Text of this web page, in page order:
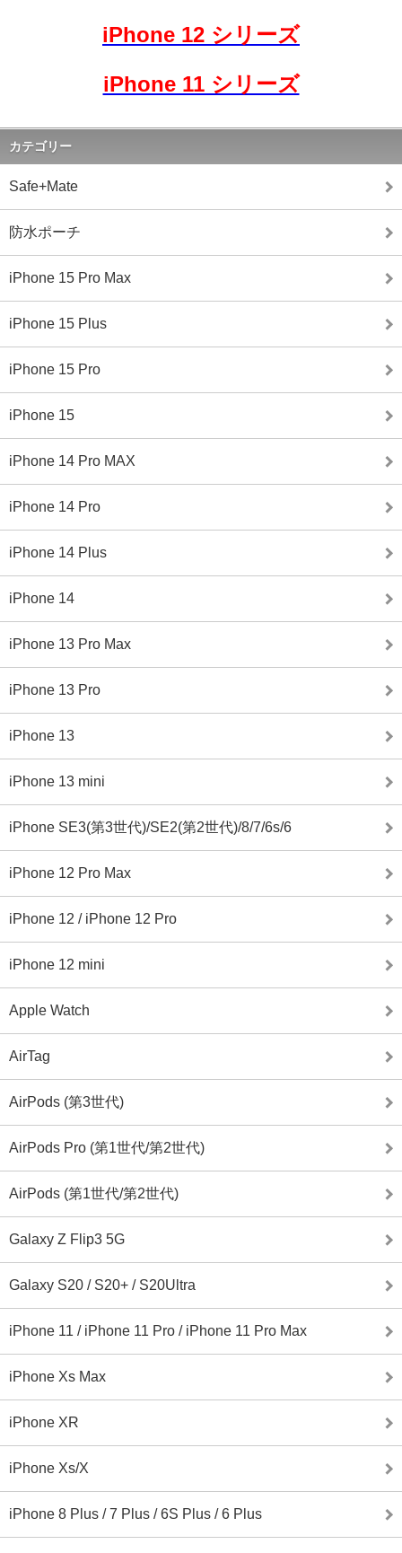
iPhone 12 シリーズ
iPhone 11 シリーズ
カテゴリー
Safe+Mate
防水ポーチ
iPhone 15 Pro Max
iPhone 15 Plus
iPhone 15 Pro
iPhone 15
iPhone 14 Pro MAX
iPhone 14 Pro
iPhone 14 Plus
iPhone 14
iPhone 13 Pro Max
iPhone 13 Pro
iPhone 13
iPhone 13 mini
iPhone SE3(第3世代)/SE2(第2世代)/8/7/6s/6
iPhone 12 Pro Max
iPhone 12 / iPhone 12 Pro
iPhone 12 mini
Apple Watch
AirTag
AirPods (第3世代)
AirPods Pro (第1世代/第2世代)
AirPods (第1世代/第2世代)
Galaxy Z Flip3 5G
Galaxy S20 / S20+ / S20Ultra
iPhone 11 / iPhone 11 Pro / iPhone 11 Pro Max
iPhone Xs Max
iPhone XR
iPhone Xs/X
iPhone 8 Plus / 7 Plus / 6S Plus / 6 Plus